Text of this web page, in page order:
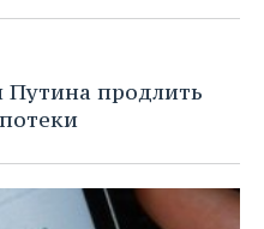
продлить